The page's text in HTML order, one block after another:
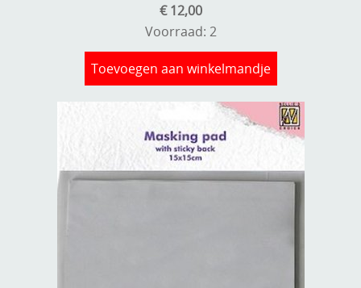
€ 12,00
Voorraad: 2
Toevoegen aan winkelmandje